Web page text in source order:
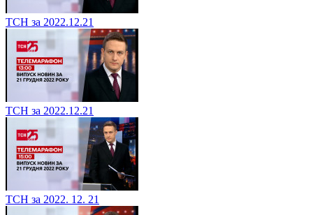
ТСН за 2022.12.21
ТСН за 2022.12.21
ТСН за 2022. 12. 21